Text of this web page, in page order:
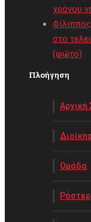
χρόνου
στο
(φώτο)
Πλοήγηση
Αρχική
Ομάδα
Ρόστερ